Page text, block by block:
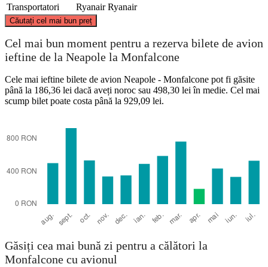
Transportatori
Ryanair Ryanair
Căutați cel mai bun preț
Cel mai bun moment pentru a rezerva bilete de avion
ieftine de la Neapole la Monfalcone
Cele mai ieftine bilete de avion Neapole - Monfalcone pot fi găsite
până la 186,36 lei dacă aveți noroc sau 498,30 lei în medie. Cel mai
scump bilet poate costa până la 929,09 lei.
Găsiți cea mai bună zi pentru a călători la
Monfalcone cu avionul